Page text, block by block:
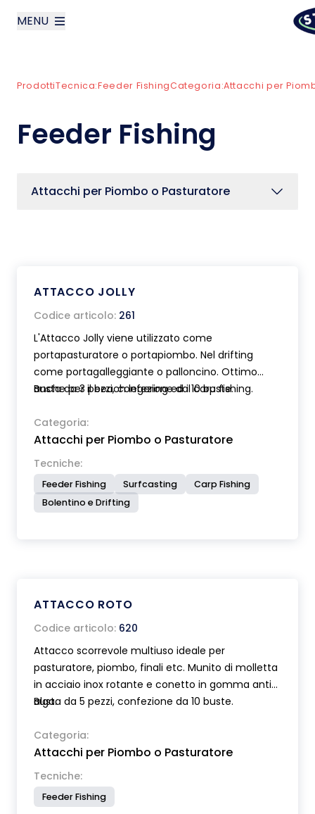
MENU
Prodotti
ProdottiTecnica:Feeder FishingCategoria:Attacchi per
Feeder Fishing
Attacchi per Piombo o Pasturatore
ATTACCO JOLLY
Codice articolo: 261
L'Attacco Jolly viene utilizzato come
portapasturatore o portapiombo. Nel drifting
come portagalleggiante o palloncino. Ottimo
anche per il beach legering ed il carp fishing.
Busta da 3 pezzi, confezione da 10 buste.
Categoria:
Attacchi per Piombo o Pasturatore
Tecniche:
Feeder Fishing Surfcasting
Carp Fishing
Bolentino e Drifting
ATTACCO ROTO
Codice articolo: 620
Attacco scorrevole multiuso ideale per
pasturatore, piombo, finali etc. Munito di molletta
in acciaio inox rotante e conetto in gomma anti-
alga.
Busta da 5 pezzi, confezione da 10 buste.
Categoria:
Attacchi per Piombo o Pasturatore
Tecniche:
Feeder Fishing